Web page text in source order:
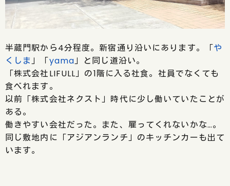
半蔵門駅から4分程度。新宿通り沿いにあります。「や
くしま」「yama」と同じ道沿い。
「株式会社LIFULL」の1階に入る社食。社員でなくても
食べれます。
以前「株式会社ネクスト」時代に少し働いていたことが
ある。
働きやすい会社だった。また、雇ってくれないかな…。
同じ敷地内に「アジアンランチ」のキッチンカーも出て
います。